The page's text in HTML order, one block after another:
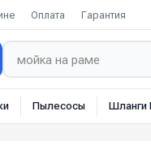
Оплата Гарантия
Пылесосы Шланги